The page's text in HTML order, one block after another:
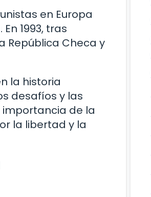
en Europa
1993, tras
República Checa y
la historia
desafíos y las
importancia de la
la libertad y la